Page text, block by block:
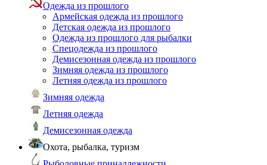
Одежда из прошлого
Армейская одежда из прошлого
Детская одежда из прошлого
Одежда из прошлого для рыбалки
Спецодежда из прошлого
Демисезонная одежда из прошлого
Зимняя одежда из прошлого
Летняя одежда из прошлого
Зимняя одежда
Летняя одежда
Демисезонная одежда
Охота, рыбалка, туризм